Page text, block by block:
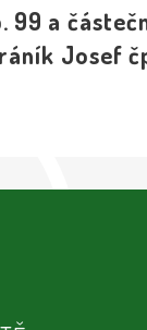
99 a
Josef